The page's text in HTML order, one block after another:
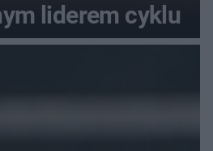
liderem cyklu